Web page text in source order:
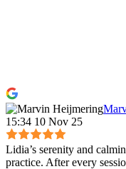
15:34 10 Nov 25
Lidia’s serenity and
practice. After every